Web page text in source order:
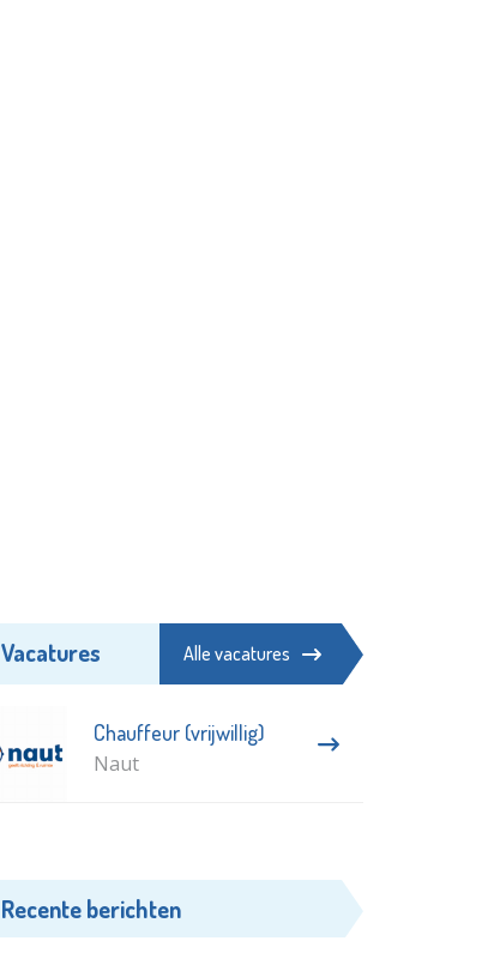
Vacatures Alle vacatures
Chauffeur (vrijwillig)
Naut
Recente berichten